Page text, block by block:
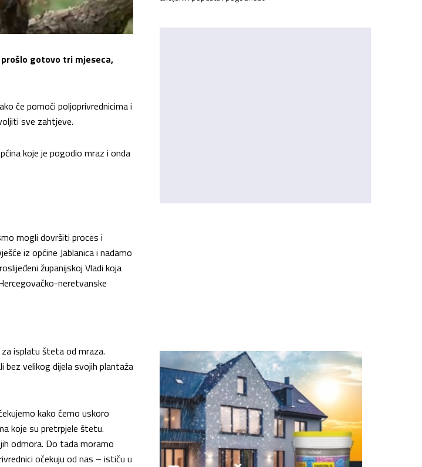
gotovo tri mjeseca,
će pomoći poljoprivrednicima i
sve zahtjeve.
koje je pogodio mraz i onda
mogli dovršiti proces i
iz općine Jablanica i nadamo
županijskoj Vladi koja
neretvanske
za isplatu šteta od mraza.
bez velikog dijela svojih plantaža
kako ćemo uskoro
koje su pretrpjele štetu.
odmora. Do tada moramo
očekuju od nas – ističu u